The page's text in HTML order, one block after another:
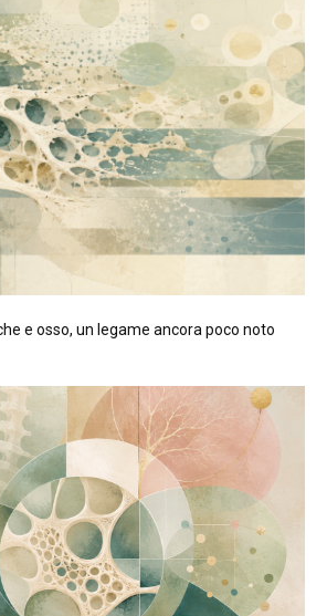
e osso, un legame ancora poco noto